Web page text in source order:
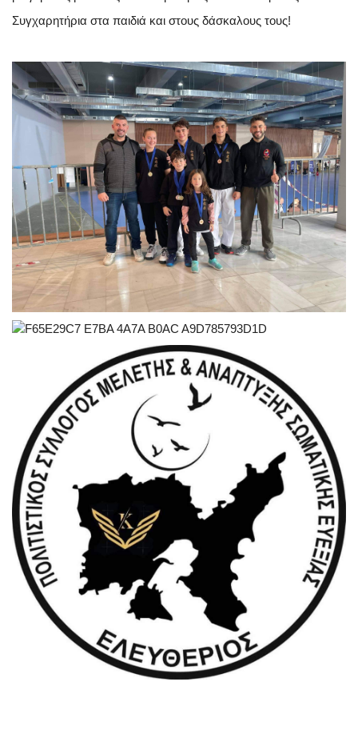
Συγχαρητήρια στα παιδιά και στους δάσκαλους τους!